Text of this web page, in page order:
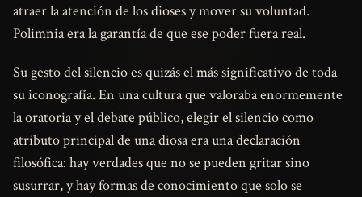
atraer la atención de los dioses y mover su voluntad.
Polimnia era la garantía de que ese poder fuera real.
Su gesto del silencio es quizás el más significativo de toda
su iconografía. En una cultura que valoraba enormemente
la oratoria y el debate público, elegir el silencio como
atributo principal de una diosa era una declaración
filosófica: hay verdades que no se pueden gritar sino
susurrar, y hay formas de conocimiento que solo se